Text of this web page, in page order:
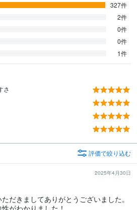
327件
2件
0件
0件
1件
さ
評価で絞り込む
2025年4月30日
だきましてありがとうございました。